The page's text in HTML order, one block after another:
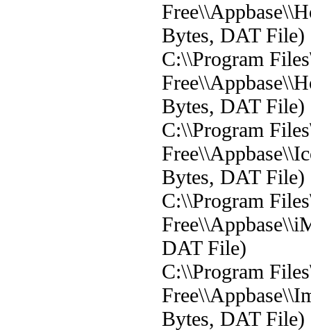
Bytes, DAT File)
C:\\Program
Bytes, DAT File)
C:\\Program
Bytes, DAT File)
C:\\Program
DAT File)
C:\\Program
Bytes, DAT File)